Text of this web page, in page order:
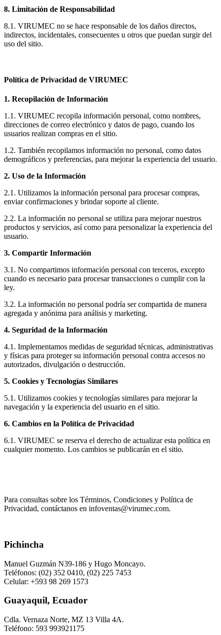
8. Limitación de Responsabilidad
8.1. VIRUMEC no se hace responsable de los daños directos,
indirectos, incidentales, consecuentes u otros que puedan surgir del
uso del sitio.
Política de Privacidad de VIRUMEC
1. Recopilación de Información
1.1. VIRUMEC recopila información personal, como nombres,
direcciones de correo electrónico y datos de pago, cuando los
usuarios realizan compras en el sitio.
1.2. También recopilamos información no personal, como datos
demográficos y preferencias, para mejorar la experiencia del usuario.
2. Uso de la Información
2.1. Utilizamos la información personal para procesar compras,
enviar confirmaciones y brindar soporte al cliente.
2.2. La información no personal se utiliza para mejorar nuestros
productos y servicios, así como para personalizar la experiencia del
usuario.
3. Compartir Información
3.1. No compartimos información personal con terceros, excepto
cuando es necesario para procesar transacciones o cumplir con la
ley.
3.2. La información no personal podría ser compartida de manera
agregada y anónima para análisis y marketing.
4. Seguridad de la Información
4.1. Implementamos medidas de seguridad técnicas, administrativas
y físicas para proteger su información personal contra accesos no
autorizados, divulgación o destrucción.
5. Cookies y Tecnologías Similares
5.1. Utilizamos cookies y tecnologías similares para mejorar la
navegación y la experiencia del usuario en el sitio.
6. Cambios en la Política de Privacidad
6.1. VIRUMEC se reserva el derecho de actualizar esta política en
cualquier momento. Los cambios se publicarán en el sitio.
Para consultas sobre los Términos, Condiciones y Política de
Privacidad, contáctanos en infoventas@virumec.com.
Pichincha
Manuel Guzmán N39-186 y Hugo Moncayo.
Teléfonos: (02) 352 0410, (02) 225 7453
Celular: +593 98 269 1573
Guayaquil, Ecuador
Cdla. Vernaza Norte, MZ 13 Villa 4A.
Teléfono: 593 993921175